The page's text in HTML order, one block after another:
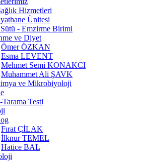
Hizmetleri
Ünitesi
- Emzirme Birimi
ve Diyet
Ömer ÖZKAN
Esma LEVENT
Mehmet Semi KONAKCI
Muhammet Ali ŞAVK
ve Mikrobiyoloji
Tarama Testi
Fırat ÇİLAK
İlknur TEMEL
Hatice BAL